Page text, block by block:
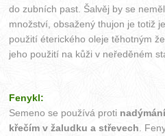
do zubních past. Šalvěj by se
množství, obsažený thujon je totiž
použití éterického oleje těhotným
jeho použití na kůži v neředěném
Fenykl:
Semeno se používá proti nadýmání
křečím v žaludku a střevech .